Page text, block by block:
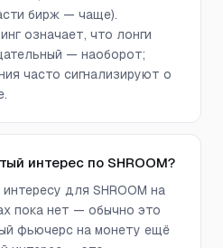
бирж — чаще).
означает, что лонги
— наоборот;
часто сигнализируют о
интерес по SHROOM?
для SHROOM на
пока нет — обычно это
фьючерс на монету ещё